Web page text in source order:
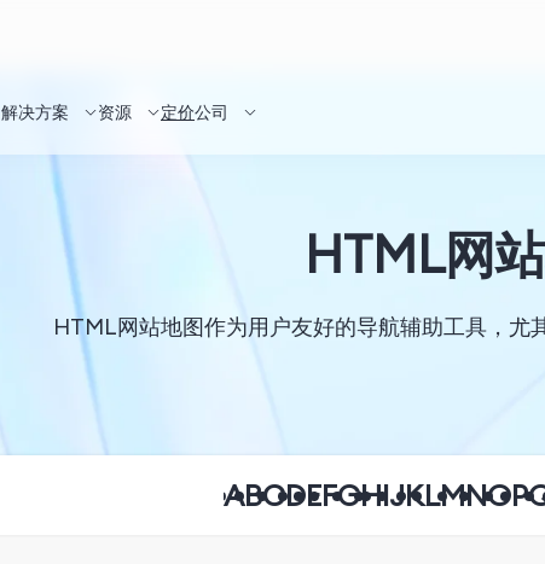
解决方案 资源 定价公司
HTML网
HTML网站地图作为用户友好的导航辅助工具，尤
ABCDEFGHIJKLMNOP